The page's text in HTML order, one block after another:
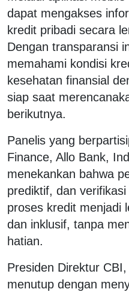
dapat mengakses
kredit pribadi secara
Dengan transparansi
memahami kondisi
kesehatan finansial
siap saat
berikutnya.
Panelis yang
Finance, Allo Bank,
menekankan bahwa
prediktif, dan
proses kredit menjadi
dan inklusif, tanpa
hatian.
Presiden Direktur
menutup dengan